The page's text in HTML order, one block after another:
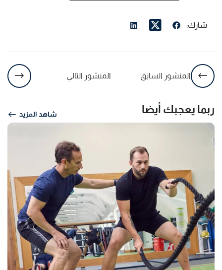
شارك:
المنشور السابق المنشور التالي
ربما يعجبك أيضا شاهد المزيد